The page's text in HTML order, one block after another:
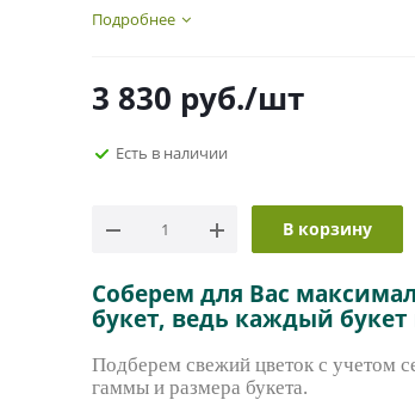
Подробнее
3 830 руб./шт
Есть в наличии
В корзину
Соберем для Вас
букет, ведь каждый
Подберем свежий цветок с учетом
гаммы и размера букета.